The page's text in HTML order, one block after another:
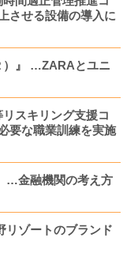
せる設備の導入に
）』 …ZARAとユニ
リスキリング支援コ
要な職業訓練を実施
…金融機関の考え方
リゾートのブランド